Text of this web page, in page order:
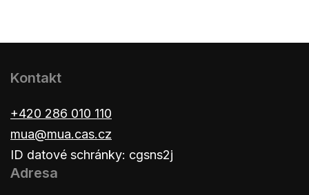
Kontakt
+420 286 010 110
mua@mua.cas.cz
ID datové schránky: cgsns2j
Adresa